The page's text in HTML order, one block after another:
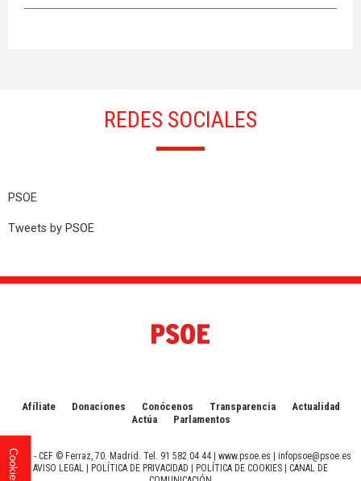
REDES SOCIALES
PSOE
Tweets by PSOE
Afíliate Donaciones Conócenos Transparencia
Actualidad
Actúa
Parlamentos
PSOE - CEF © Ferraz, 70. Madrid. Tel. 91 582 04 44 | www.psoe.es
infopsoe@psoe.es
AVISO LEGAL
POLÍTICA DE PRIVACIDAD POLÍTICA DE COOKIES
CANAL DE
Cookies